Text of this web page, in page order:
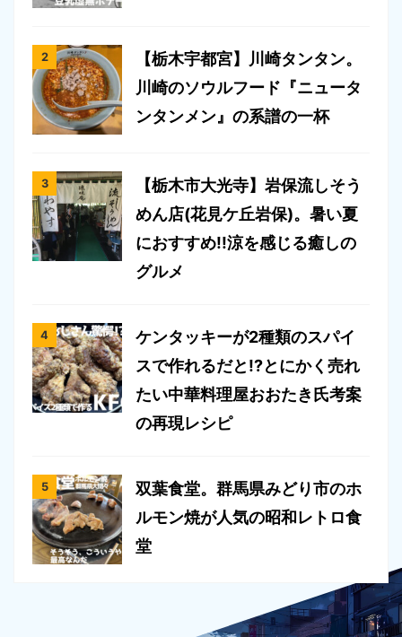
【栃木宇都宮】川崎タンタン。
川崎のソウルフード『ニュータ
ンタンメン』の系譜の一杯
【栃木市大光寺】岩保流しそう
めん店(花見ケ丘岩保)。暑い夏
におすすめ!!涼を感じる癒しの
グルメ
ケンタッキーが2種類のスパイ
スで作れるだと!?とにかく売れ
たい中華料理屋おおたき氏考案
の再現レシピ
双葉食堂。群馬県みどり市のホ
ルモン焼が人気の昭和レトロ食
堂